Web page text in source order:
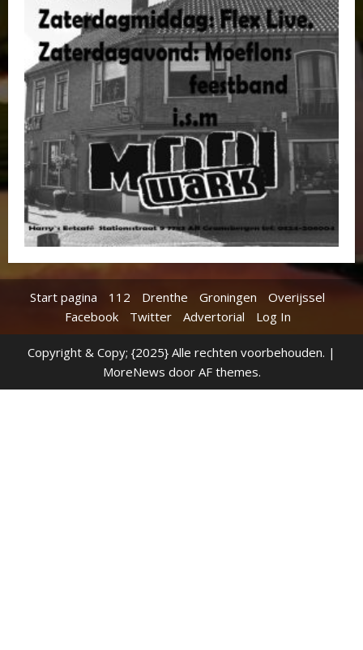
Start pagina 112 Drenthe Groningen
Overijssel
Facebook
Twitter Advertorial Log In
Copyright & Copy; {2025} Alle rechten voorbehouden. |
MoreNews door AF themes.